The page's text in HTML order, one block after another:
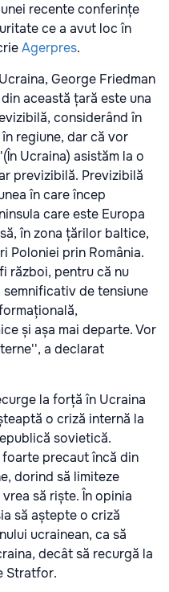
recente conferințe
ce a avut loc în
Agerpres.
George Friedman
această țară este una
considerând în
regiune, dar că vor
Ucraina) asistăm la o
previzibilă. Previzibilă
în care încep
care este Europa
în zona țărilor baltice,
Poloniei prin România.
război, pentru că nu
de tensiune
și așa mai departe. Vor
a declarat
la forță în Ucraina
o criză internă la
sovietică.
precaut încă din
dorind să limiteze
să riște. În opinia
să aștepte o criză
ucrainean, ca să
decât să recurgă la
Stratfor.